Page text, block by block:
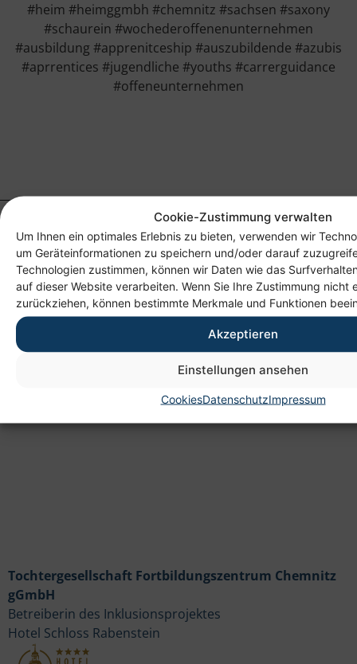
Cookie-Zustimmung verwalten
Um Ihnen ein optimales Erlebnis zu bieten, verwenden wir
um Geräteinformationen zu speichern und/oder darauf
Technologien zustimmen, können wir Daten wie das
auf dieser Website verarbeiten. Wenn Sie Ihre Zustimmung nicht
zurückziehen, können bestimmte Merkmale und Funktionen
Akzeptieren
Einstellungen ansehen
CookiesDatenschutzImpressum
#heim #heimggmbh #chemnitz #sachsen #saxony
#schaurein #wochederoffenenunternehmen
#ausbildung #apprenitceship #auszubildende #azubis
#aprrentices #jugendliche #youths #carrerguidance
#offeneunternehmen
Heim gemeinnützige GmbH
Tochtergesellschaft Fortbildungszentrum Chemnitz
gGmbH
Betreiberin des Inklusionsprojektes
Hotel Schloss Rabenstein